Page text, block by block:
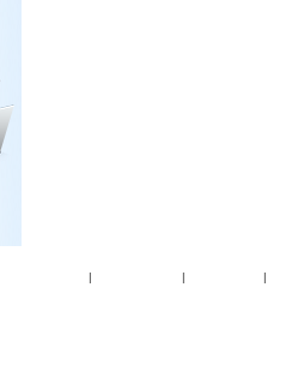
| | |